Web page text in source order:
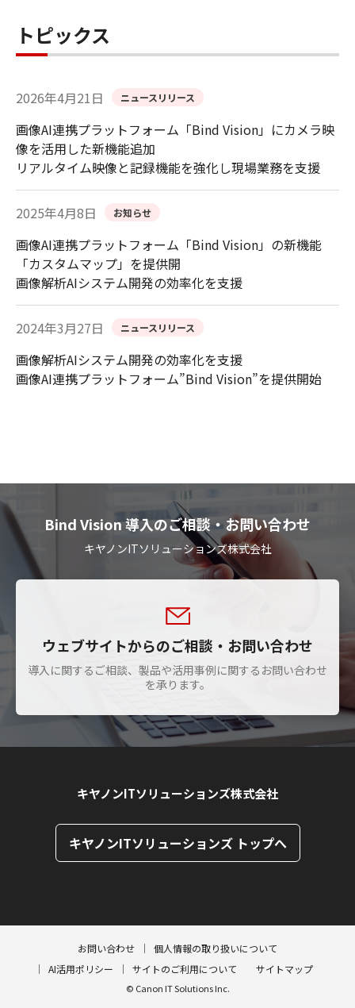
トピックス
2026年4月21日 ニュースリリース
画像AI連携プラットフォーム「Bind Vision」にカメラ映
像を活用した新機能追加
リアルタイム映像と記録機能を強化し現場業務を支援
2025年4月8日 お知らせ
画像AI連携プラットフォーム「Bind Vision」の新機能
「カスタムマップ」を提供開
画像解析AIシステム開発の効率化を支援
2024年3月27日 ニュースリリース
画像解析AIシステム開発の効率化を支援
画像AI連携プラットフォーム”Bind Vision”を提供開始
Bind Vision 導入のご相談・お問い合わせ
キヤノンITソリューションズ株式会社
ウェブサイトからのご相談・お問い合わせ
導入に関するご相談、製品や活用事例に関するお問い合わせ
を承ります。
キヤノンITソリューションズ株式会社
キヤノンITソリューションズ トップへ
お問い合わせ
個人情報の取り扱いについて
AI活用ポリシー
サイトのご利用について サイトマップ
© Canon IT Solutions Inc.